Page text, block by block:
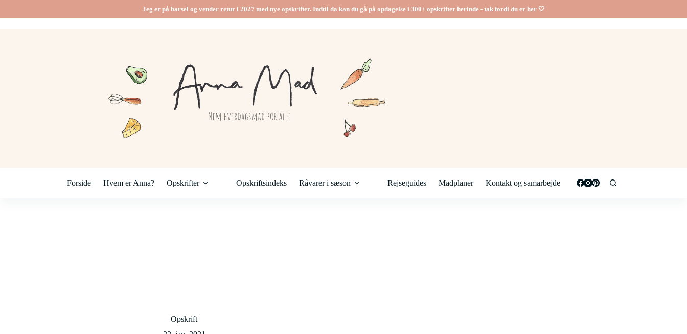
Jeg er på barsel og vender retur i 2027 med nye opskrifter. Indtil da kan du gå på opdagelse i 300+ opskrifter herinde - tak fordi du er her 🤍
Forside Hvem er Anna? Opskrifter Opskriftsindeks Råvarer i sæson Rejseguides Madplaner Kontakt og samarbejde
Opskrift